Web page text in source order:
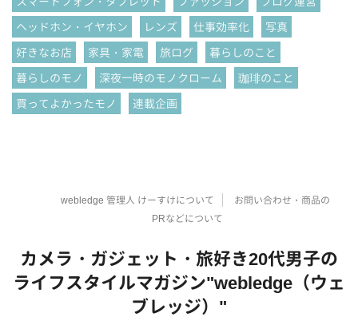
ヘッドホン・イヤホン
レンズ 仕事効率化
写真
好きなお店
家具・家電 旅ログ
暮らしのこと
暮らしのモノ
深夜一時のモノクローム
珈琲のこと
買ってよかったモノ
連載企画
webledge 管理人 けーすけについて
お問い合わせ・商品の
PRなどについて
カメラ・ガジェット・旅好き20代男子の
ライフスタイルマガジン"webledge（ウェ
ブレッジ）"